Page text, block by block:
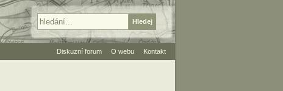
Diskuzní forum O webu Kontakt